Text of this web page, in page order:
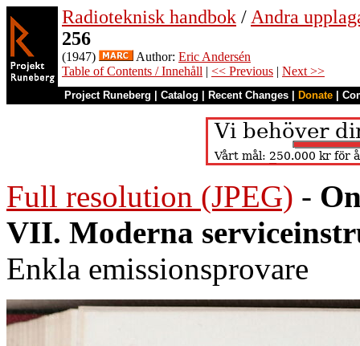
Radioteknisk handbok / Andra
256
(1947) Author: Eric Andersén
Table of Contents / Innehåll | << Previous | Next >>
Project Runeberg Catalog Recent Changes Donate
Full resolution (JPEG) -
VII. Moderna
Enkla emissionsprovare